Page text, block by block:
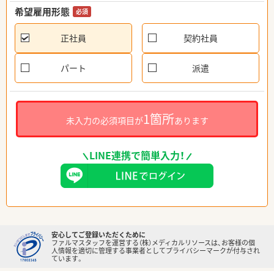
希望雇用形態 必須
正社員 契約社員
パート 派遣
未入力の必須項目が1箇所あります
LINE連携で簡単入力！
安心してご登録いただくために
ファルマスタッフを運営する（株）メディカルリソースは、お客様の個
人情報を適切に管理する事業者としてプライバシーマークが付与され
ています。